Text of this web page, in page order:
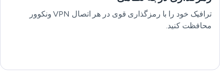
ترافیک خود را با رمزگذاری قوی در هر اتصال VPN ونکوور
محافظت کنید.